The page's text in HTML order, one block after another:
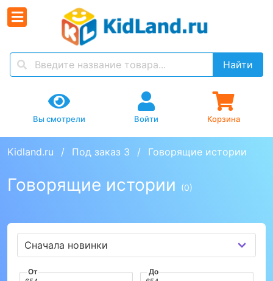
Найти
Вы смотрели Войти Корзина
Kidland.ru Под заказ 3 Говорящие истории
Говорящие истории (0)
От До